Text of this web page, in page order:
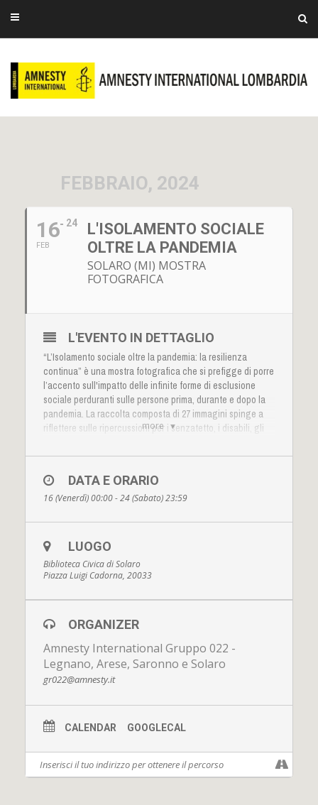
FEBBRAIO, 2024
16
FEB
24
L'ISOLAMENTO SOCIALE
OLTRE LA PANDEMIA
SOLARO (MI) MOSTRA
FOTOGRAFICA
more
L'EVENTO IN DETTAGLIO
“L’Isolamento sociale oltre la pandemia: la resilienza
continua” è una mostra fotografica che si prefigge di porre
l’accento sull'impatto delle infinite forme di esclusione
sociale perduranti sulle persone prima, durante e dopo la
pandemia. La raccolta composta di 27 immagini spinge a
riflettere sulle ripercussioni per i senzatetto, i disabili, gli
della mostra itinerante che sta girano tutta la Lombardia ed
Piazza Luigi Cadorna con Ingresso Gratuito.
DATA E ORARIO
16 (Venerdì) 00:00 - 24 (Sabato) 23:59
LUOGO
Biblioteca Civica di Solaro
Piazza Luigi Cadorna, 20033
ORGANIZER
Amnesty International Gruppo 022 -
Legnano, Arese, Saronno e Solaro
gr022@amnesty.it
CALENDAR GOOGLECAL